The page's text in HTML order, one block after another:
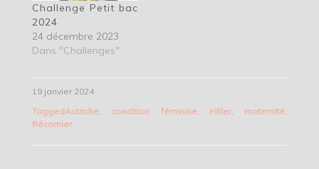
Challenge Petit bac
2024
24 décembre 2023
Dans "Challenges"
19 janvier 2024
TaggedAutriche, condition féminine, Hitler, maternité
Récamier